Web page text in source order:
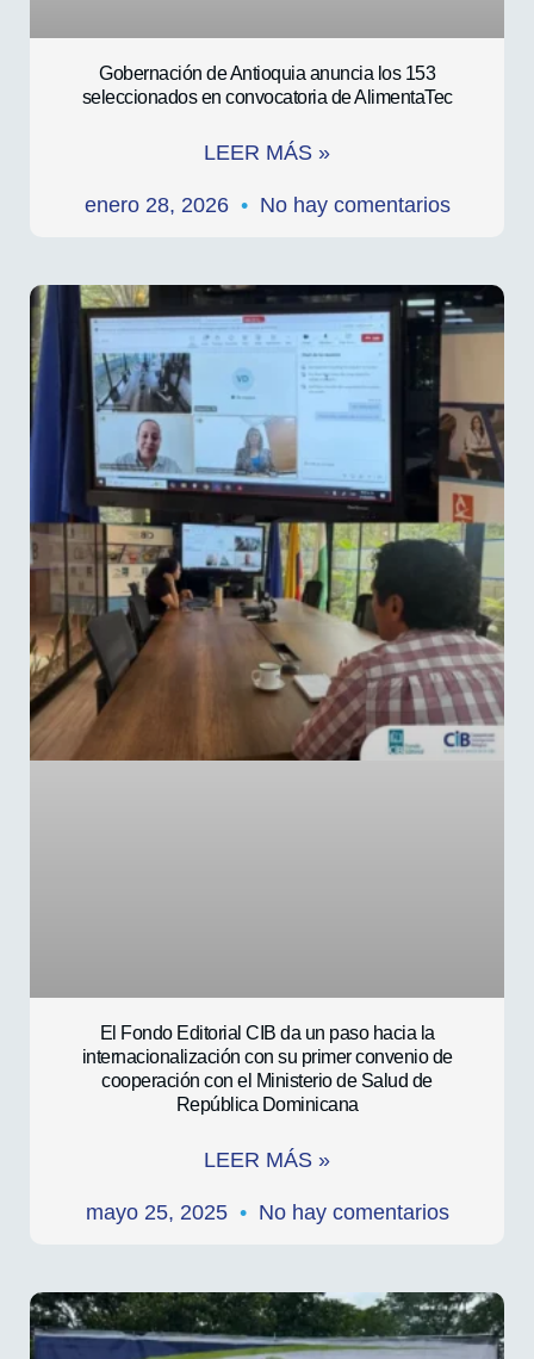
Gobernación de Antioquia anuncia los 153
seleccionados en convocatoria de AlimentaTec
LEER MÁS »
enero 28, 2026 No hay comentarios
El Fondo Editorial CIB da un paso hacia la
internacionalización con su primer convenio de
cooperación con el Ministerio de Salud de
República Dominicana
LEER MÁS »
mayo 25, 2025 No hay comentarios